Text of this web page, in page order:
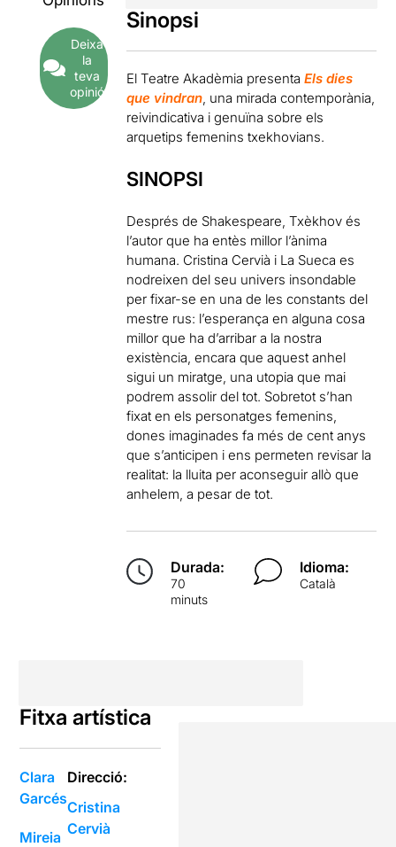
Deixa
la
teva
opinió
Sinopsi
El Teatre Akadèmia presentaEls dies
que vindran , una mirada contemporània,
reivindicativa i genuïna sobre els
arquetips femenins txekhovians.
SINOPSI
Després de Shakespeare, Txèkhov és
l’autor que ha entès millor l’ànima
humana. Cristina Cervià i La Sueca es
nodreixen del seu univers insondable
per fixar-se en una de les constants del
mestre rus: l’esperança en alguna cosa
millor que ha d’arribar a la nostra
existència, encara que aquest anhel
sigui un miratge, una utopia que mai
podrem assolir del tot. Sobretot s’han
fixat en els personatges femenins,
dones imaginades fa més de cent anys
que s’anticipen i ens permeten revisar la
realitat: la lluita per aconseguir allò que
anhelem, a pesar de tot.
Durada:
70
minuts
Idioma:
Català
Fitxa artística
Clara
Garcés
Mireia
Direcció:
Cristina
Cervià